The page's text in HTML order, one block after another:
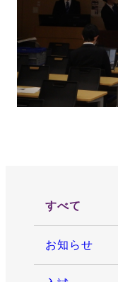
すべて
お知らせ